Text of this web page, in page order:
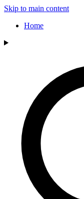
Skip to main content
Home